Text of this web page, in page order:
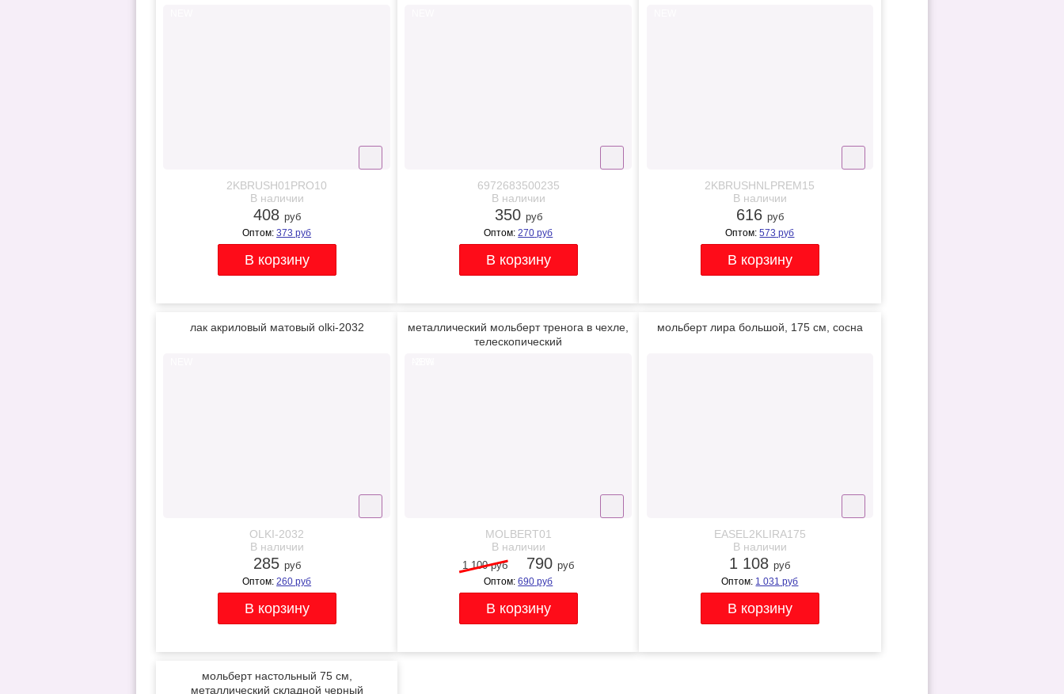
2KBRUSH01PRO10
В наличии
408 руб
Оптом:373 руб
6972683500235
В наличии
350 руб
Оптом:270 руб
2KBRUSHNLPREM15
В наличии
616 руб
Оптом:573 руб
лак акриловый матовый olki-2032
OLKI-2032
В наличии
285 руб
Оптом:260 руб
металлический мольберт тренога в чехле,
телескопический
MOLBERT01
В наличии
1 100 руб 790 руб
Оптом:690 руб
мольберт лира большой, 175 см, сосна
EASEL2KLIRA175
В наличии
1 108 руб
Оптом: 1 031 руб
мольберт настольный 75 см,
металлический складной черный